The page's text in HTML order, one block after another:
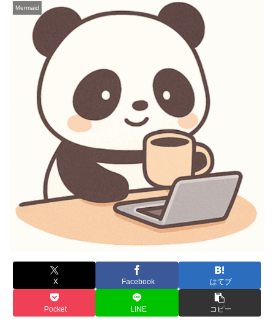
Mermaid
X Facebook はてブ
Pocket LINE コピー